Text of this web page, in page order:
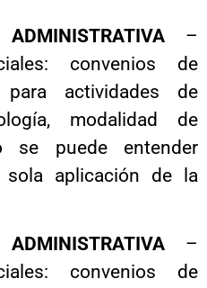
–
convenios de
actividades de
modalidad de
se puede entender
aplicación de la
–
convenios de